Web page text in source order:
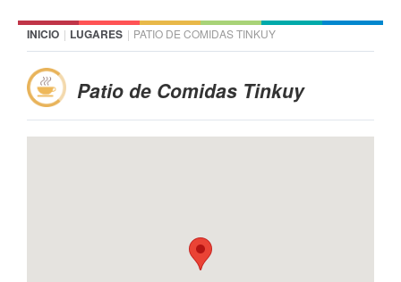
Places
Featured events
Menu Programming
INICIO | LUGARES | PATIO DE COMIDAS TINKUY
Patio de Comidas Tinkuy